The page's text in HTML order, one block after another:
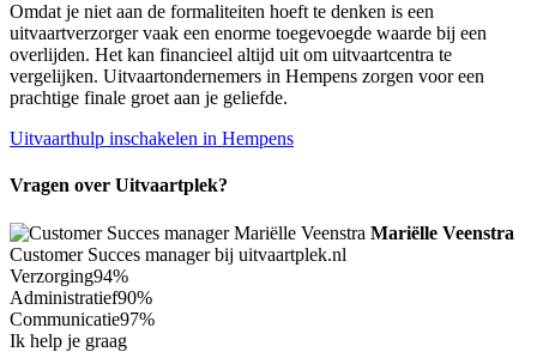
Omdat je niet aan de formaliteiten hoeft te denken is een
uitvaartverzorger vaak een enorme toegevoegde waarde bij een
overlijden. Het kan financieel altijd uit om uitvaartcentra te
vergelijken. Uitvaartondernemers in Hempens zorgen voor een
prachtige finale groet aan je geliefde.
Uitvaarthulp inschakelen in Hempens
Vragen over Uitvaartplek?
Mariëlle Veenstra
Customer Succes manager bij uitvaartplek.nl
Verzorging94%
Administratief90%
Communicatie97%
Ik help je graag